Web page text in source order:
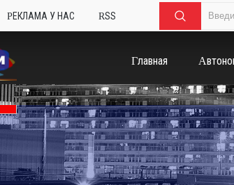
РЕКЛАМА У НАС RSS
Главная